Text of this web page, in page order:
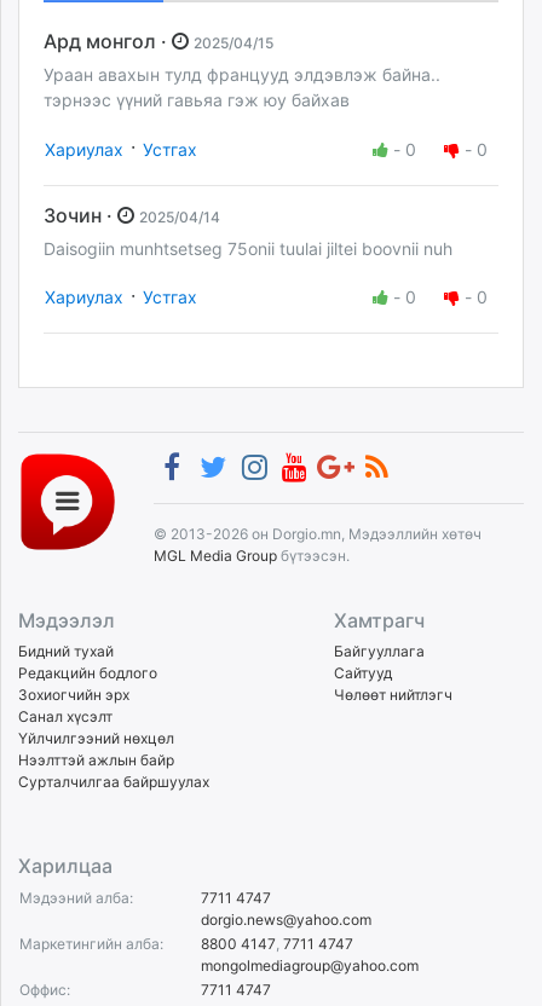
Ард монгол · 2025/04/15
Ураан авахын тулд францууд элдэвлэж байна..
тэрнээс үүний гавьяа гэж юу байхав
Хариулах · Устгах - 0 - 0
Зочин · 2025/04/14
Daisogiin munhtsetseg 75onii tuulai jiltei boovnii nuh
Хариулах · Устгах - 0 - 0
© 2013-2026 он Dorgio.mn, Мэдээллийн хөтөч
MGL Media Group бүтээсэн.
Мэдээлэл
Бидний тухай
Редакцийн бодлого
Зохиогчийн эрх
Санал хүсэлт
Үйлчилгээний нөхцөл
Нээлттэй ажлын байр
Сурталчилгаа байршуулах
Хамтрагч
Байгууллага
Сайтууд
Чөлөөт нийтлэгч
Харилцаа
Мэдээний алба:
7711 4747
dorgio.news@yahoo.com
Маркетингийн алба:
8800 4147 7711 4747
mongolmediagroup@yahoo.com
Оффис:
7711 4747